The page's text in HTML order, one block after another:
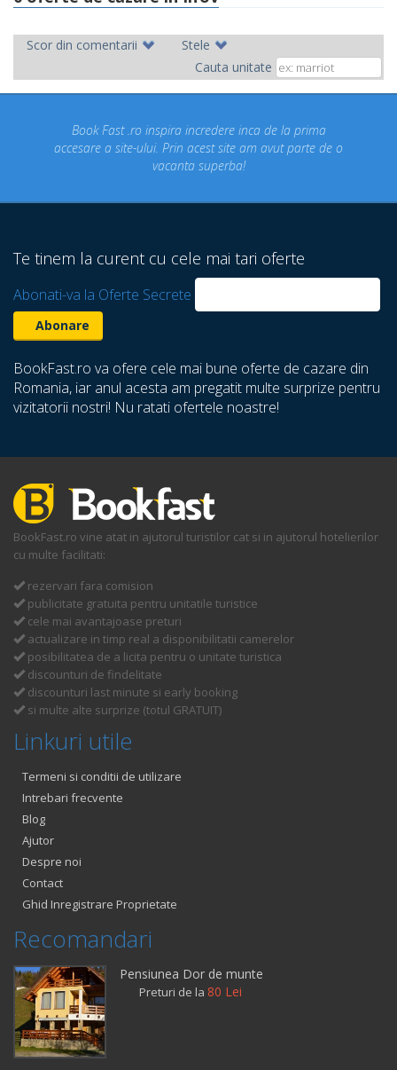
Scor din comentarii
Stele
Cauta unitate
inspira incredere inca de la prima
ului. Prin acest site am avut parte de o
Concediul nostru
un concediu de
Te tinem la curent cu cele mai tari oferte
Abonati-va la Oferte Secrete
BookFast.ro va ofere cele mai bune oferte de cazare din
Romania, iar anul acesta am pregatit multe surprize pentru
vizitatorii nostri! Nu ratati ofertele noastre!
BookFast.ro vine atat in ajutorul turistilor cat si in ajutorul hotelierilor
cu multe facilitati:
rezervari fara comision
publicitate gratuita pentru unitatile turistice
cele mai avantajoase preturi
actualizare in timp real a disponibilitatii camerelor
posibilitatea de a licita pentru o unitate turistica
discounturi de findelitate
discounturi last minute si early booking
si multe alte surprize (totul GRATUIT)
Linkuri utile
Termeni si conditii de utilizare
Intrebari frecvente
Blog
Ajutor
Despre noi
Contact
Ghid Inregistrare Proprietate
Recomandari
Pensiunea Dor de munte
Preturi de la 80 Lei